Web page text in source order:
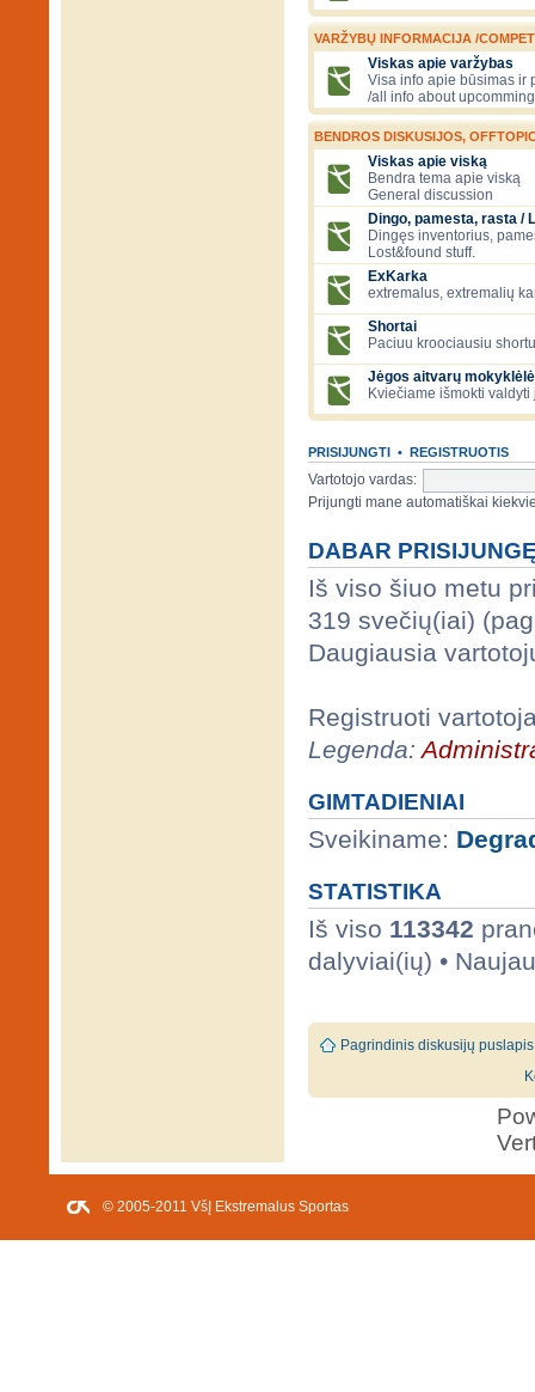
VARŽYBŲ INFORMACIJA /
Viskas apie varžybas
Visa info apie būsimas ir
/all info about
BENDROS DISKUSIJOS,
Viskas apie viską
Bendra tema apie viską
General discussion
Dingo, pamesta, rasta /
Dingęs inventorius,
Lost&found stuff.
ExKarka
extremalus, extremalių
Shortai
Paciuu kroociausiu
Jėgos aitvarų mokyklėlė
Kviečiame išmokti
PRISIJUNGTI • REGISTRUOTIS
Vartotojo vardas:
Prijungti mane automatiškai
DABAR
Iš viso šiuo metu
319 svečių(iai)
Daugiausia
Registruoti
Legenda:
GIMTADIENIAI
Sveikiname:
STATISTIKA
Iš viso 113342
dalyviai(ių) •
Pagrindinis diskusijų puslapis
© 2005-2011 VšĮ Ekstremalus Sportas